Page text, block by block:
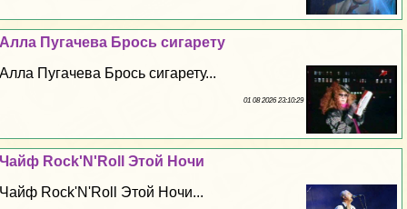
Алла Пугачева Брось сигарету
Алла Пугачева Брось сигарету...
01 08 2026 23:10:29
Чайф Rock'N'Roll Этой Ночи
Чайф Rock'N'Roll Этой Ночи...